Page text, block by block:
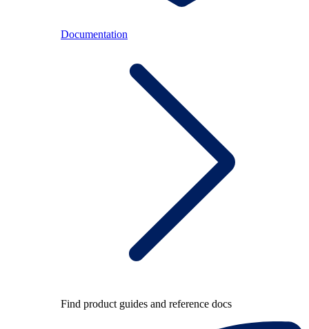
Documentation
Find product guides and reference docs